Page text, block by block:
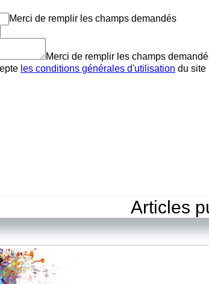
Merci de remplir les champs demandés
Merci de remplir les champs
les conditions générales d'utilisation du site
Articles